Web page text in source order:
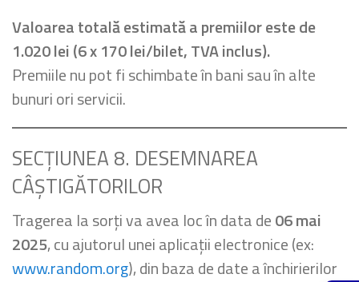
Valoarea totală estimată a premiilor este de
1.020 lei (6 x 170 lei/bilet, TVA inclus).
Premiile nu pot fi schimbate în bani sau în alte
bunuri ori servicii.
SECȚIUNEA 8. DESEMNAREA
CÂȘTIGĂTORILOR
Tragerea la sorți va avea loc în data de06 mai
2025, cu ajutorul unei aplicații electronice (ex:
www.random.org), din baza de date a închirierilor